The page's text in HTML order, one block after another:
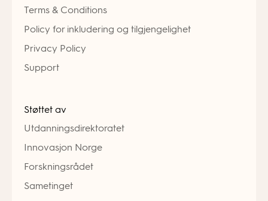
Terms & Conditions
Policy for inkludering og tilgjengelighet
Privacy Policy
Support
Støttet av
Utdanningsdirektoratet
Innovasjon Norge
Forskningsrådet
Sametinget